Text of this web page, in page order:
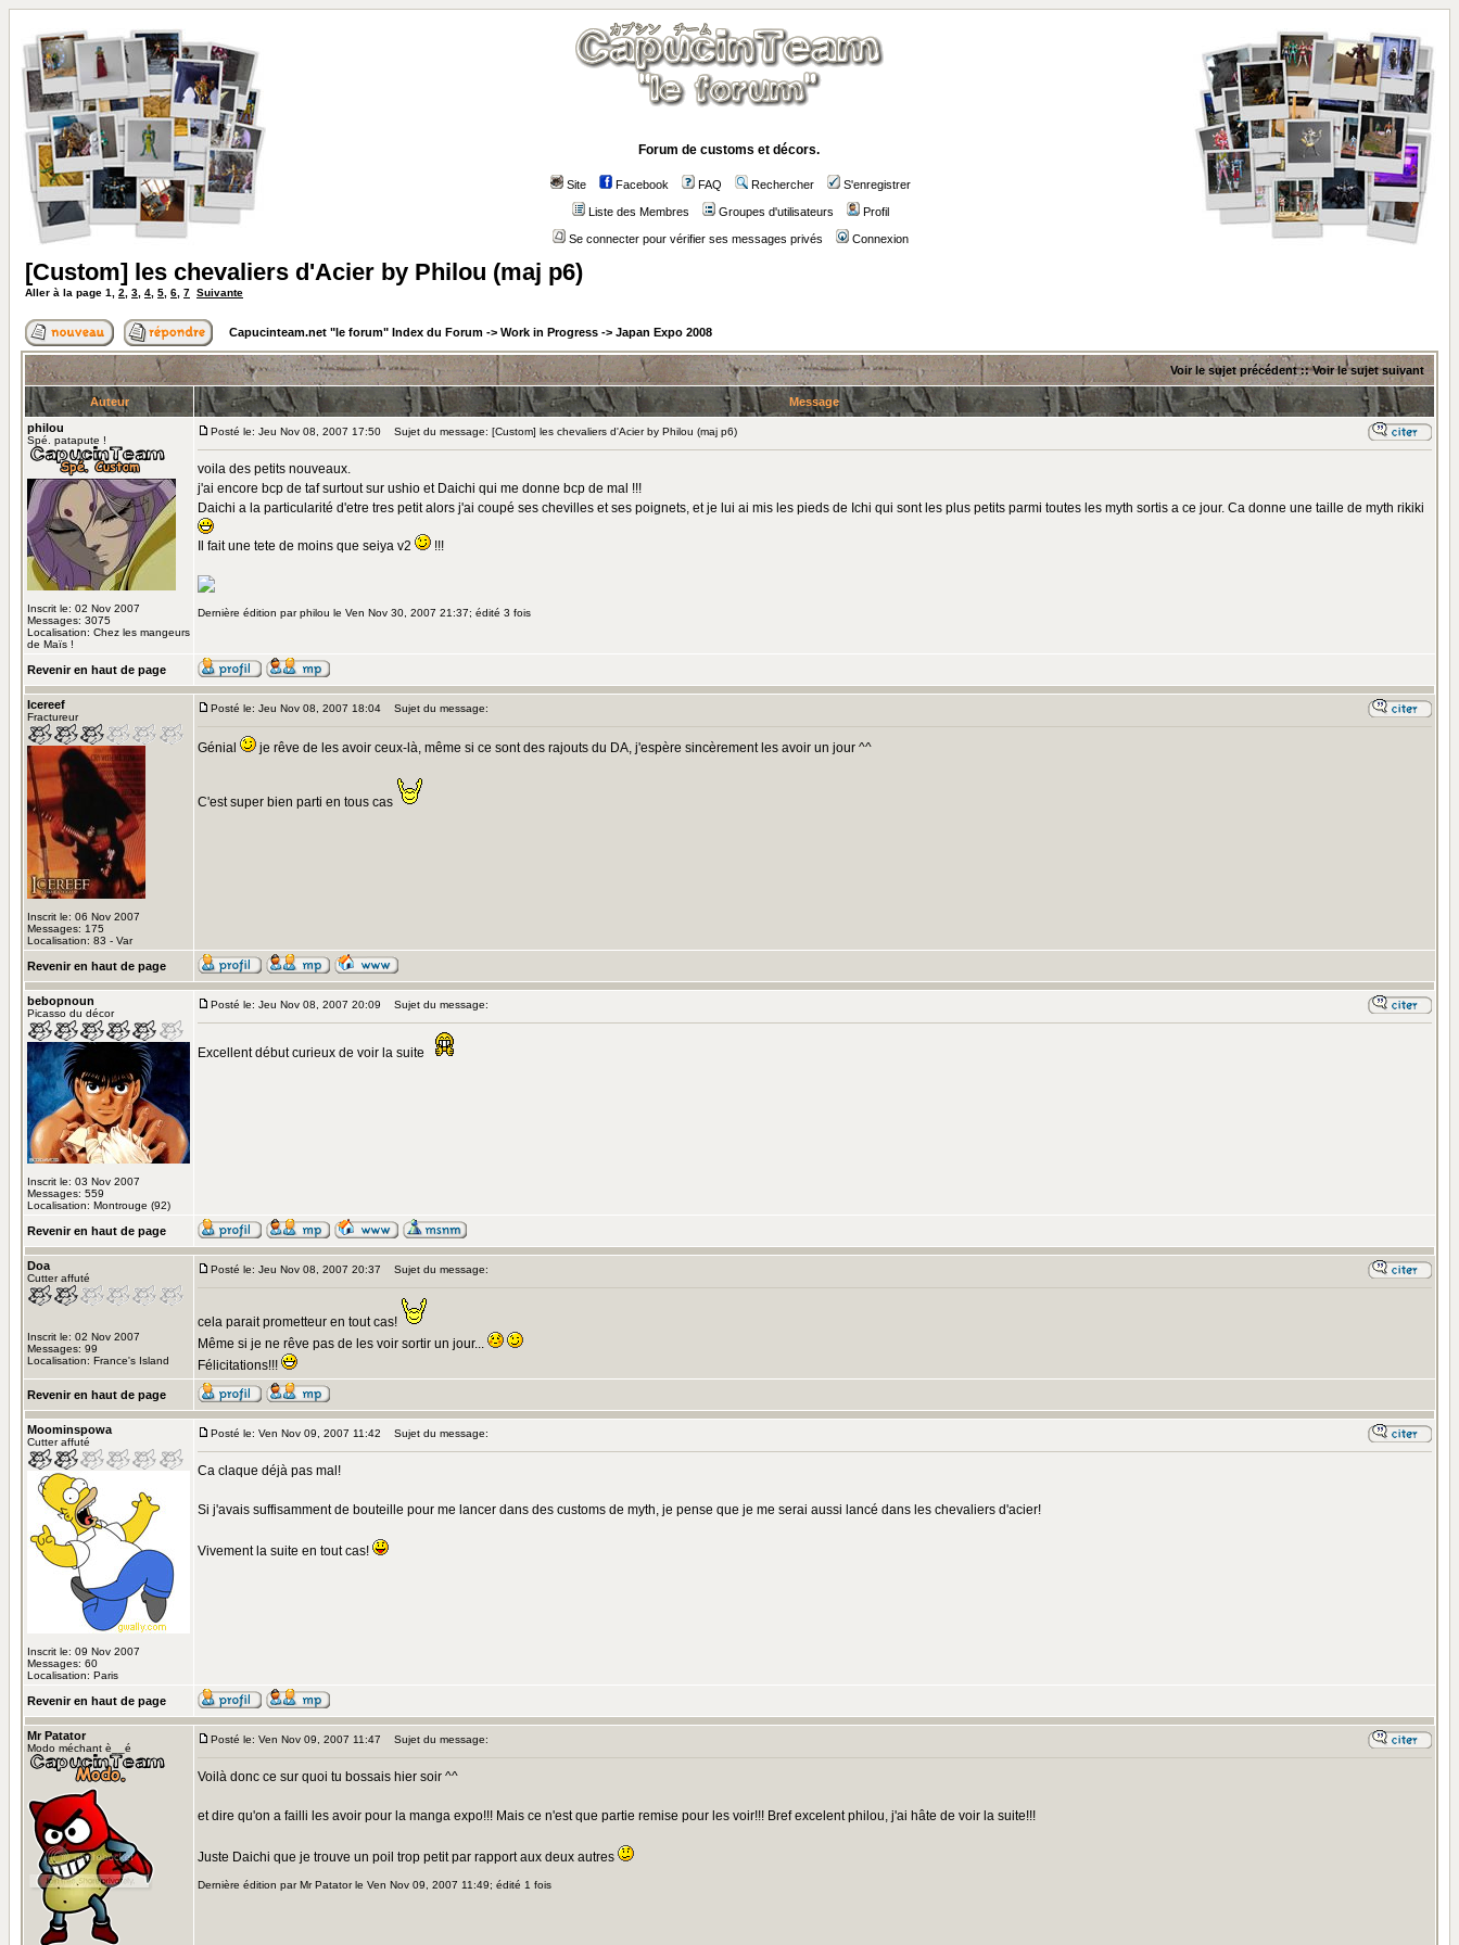
Forum de customs et décors.
Site Facebook FAQ Rechercher S'enregistrer
Liste des Membres Groupes d'utilisateurs Profil
Se connecter pour vérifier ses messages privés Connexion
[Custom] les chevaliers d'Acier by Philou (maj p6)
Aller à la page 1 2 3 4 5 6 7 Suivante
Capucinteam.net "le forum" Index du Forum -> Work in Progress -> Japan Expo 2008
Voir le sujet précédent::Voir le sujet suivant
Auteur
Message
philou
Spé. patapute !
Inscrit le: 02 Nov 2007
Messages: 3075
Localisation: Chez les mangeurs
de Maïs !
Posté le: Jeu Nov 08, 2007 17:50 Sujet du message: [Custom] les chevaliers d'Acier by Philou (maj p6)
voila des petits nouveaux.
j'ai encore bcp de taf surtout sur ushio et Daichi qui me donne bcp de mal !!!
Daichi a la particularité d'etre tres petit alors j'ai coupé ses chevilles et ses poignets, et je lui ai mis les pieds de Ichi qui sont les plus petits parmi toutes les myth sortis a ce jour. Ca donne une taille de myth rikiki
Il fait une tete de moins que seiya v2 !!!
Dernière édition par philou le Ven Nov 30, 2007 21:37; édité 3 fois
Revenir en haut de page
Icereef
Fractureur
Inscrit le: 06 Nov 2007
Messages: 175
Localisation: 83 - Var
Posté le: Jeu Nov 08, 2007 18:04 Sujet du message:
Génial je rêve de les avoir ceux-là, même si ce sont des rajouts du DA, j'espère sincèrement les avoir un jour ^^
C'est super bien parti en tous cas
Revenir en haut de page
bebopnoun
Picasso du décor
Inscrit le: 03 Nov 2007
Messages: 559
Localisation: Montrouge (92)
Posté le: Jeu Nov 08, 2007 20:09 Sujet du message:
Excellent début curieux de voir la suite
Revenir en haut de page
Doa
Cutter affuté
Inscrit le: 02 Nov 2007
Messages: 99
Localisation: France's Island
Posté le: Jeu Nov 08, 2007 20:37 Sujet du message:
cela parait prometteur en tout cas!
Même si je ne rêve pas de les voir sortir un jour...
Félicitations!!!
Revenir en haut de page
Moominspowa
Cutter affuté
Inscrit le: 09 Nov 2007
Messages: 60
Localisation: Paris
Posté le: Ven Nov 09, 2007 11:42 Sujet du message:
Ca claque déjà pas mal!
Si j'avais suffisamment de bouteille pour me lancer dans des customs de myth, je pense que je me serai aussi lancé dans les chevaliers d'acier!
Vivement la suite en tout cas!
Revenir en haut de page
Mr Patator
Modo méchant è__é
Posté le: Ven Nov 09, 2007 11:47 Sujet du message:
Voilà donc ce sur quoi tu bossais hier soir ^^
et dire qu'on a failli les avoir pour la manga expo!!! Mais ce n'est que partie remise pour les voir!!! Bref excelent philou, j'ai hâte de voir la suite!!!
Juste Daichi que je trouve un poil trop petit par rapport aux deux autres
Dernière édition par Mr Patator le Ven Nov 09, 2007 11:49; édité 1 fois